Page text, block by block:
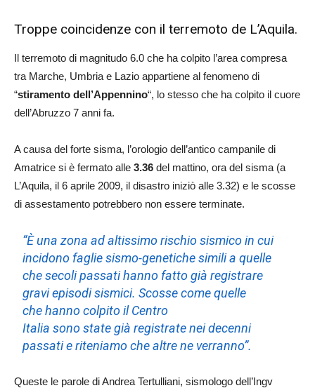
Troppe coincidenze con il terremoto de L’Aquila.
Il terremoto di magnitudo 6.0 che ha colpito l’area compresa
tra Marche, Umbria e Lazio appartiene al fenomeno di
“stiramento dell’Appennino“, lo stesso che ha colpito il cuore
dell’Abruzzo 7 anni fa.
A causa del forte sisma, l’orologio dell’antico campanile di
Amatrice si è fermato alle 3.36 del mattino, ora del sisma (a
L’Aquila, il 6 aprile 2009, il disastro iniziò alle 3.32) e le scosse
di assestamento potrebbero non essere terminate.
“È una zona ad altissimo rischio sismico in cui
incidono faglie sismo-genetiche simili a quelle
che secoli passati hanno fatto già registrare
gravi episodi sismici. Scosse come quelle
che hanno colpito il Centro
Italia sono state già registrate nei decenni
passati e riteniamo che altre ne verranno”.
Queste le parole di Andrea Tertulliani, sismologo dell’Ingv